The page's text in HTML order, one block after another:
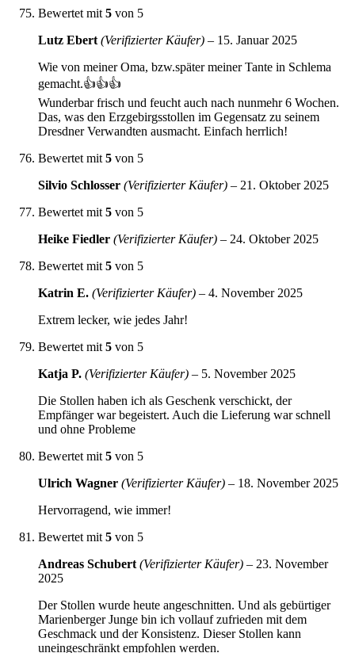
Bewertet mit 5 von 5
Lutz Ebert (Verifizierter Käufer) – 15. Januar 2025
Wie von meiner Oma, bzw.später meiner Tante in Schlema
gemacht.👍👍👍
Wunderbar frisch und feucht auch nach nunmehr 6 Wochen.
Das, was den Erzgebirgsstollen im Gegensatz zu seinem
Dresdner Verwandten ausmacht. Einfach herrlich!
Bewertet mit 5 von 5
Silvio Schlosser (Verifizierter Käufer) – 21. Oktober 2025
Bewertet mit 5 von 5
Heike Fiedler (Verifizierter Käufer) – 24. Oktober 2025
Bewertet mit 5 von 5
Katrin E. (Verifizierter Käufer) – 4. November 2025
Extrem lecker, wie jedes Jahr!
Bewertet mit 5 von 5
Katja P. (Verifizierter Käufer) – 5. November 2025
Die Stollen haben ich als Geschenk verschickt, der
Empfänger war begeistert. Auch die Lieferung war schnell
und ohne Probleme
Bewertet mit 5 von 5
Ulrich Wagner (Verifizierter Käufer) – 18. November 2025
Hervorragend, wie immer!
Bewertet mit 5 von 5
Andreas Schubert (Verifizierter Käufer) – 23. November
2025
Der Stollen wurde heute angeschnitten. Und als gebürtiger
Marienberger Junge bin ich vollauf zufrieden mit dem
Geschmack und der Konsistenz. Dieser Stollen kann
uneingeschränkt empfohlen werden.